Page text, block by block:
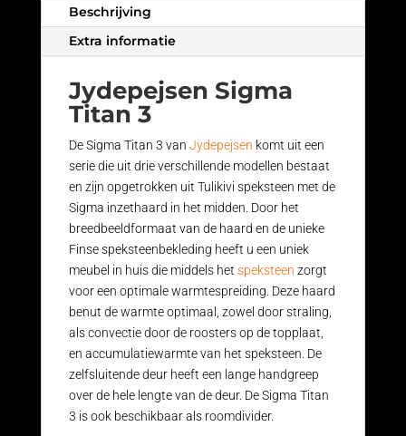
Beschrijving
Extra informatie
Jydepejsen Sigma
Titan 3
De Sigma Titan 3 van Jydepejsen komt uit een
serie die uit drie verschillende modellen bestaat
en zijn opgetrokken uit Tulikivi speksteen met de
Sigma inzethaard in het midden. Door het
breedbeeldformaat van de haard en de unieke
Finse speksteenbekleding heeft u een uniek
meubel in huis die middels het speksteen zorgt
voor een optimale warmtespreiding. Deze haard
benut de warmte optimaal, zowel door straling,
als convectie door de roosters op de topplaat,
en accumulatiewarmte van het speksteen. De
zelfsluitende deur heeft een lange handgreep
over de hele lengte van de deur. De Sigma Titan
3 is ook beschikbaar als roomdivider.